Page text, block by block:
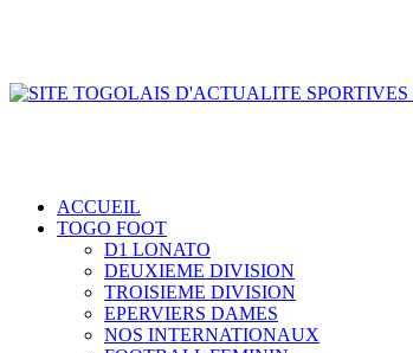
ACCUEIL
TOGO FOOT
D1 LONATO
DEUXIEME DIVISION
TROISIEME DIVISION
EPERVIERS DAMES
NOS INTERNATIONAUX